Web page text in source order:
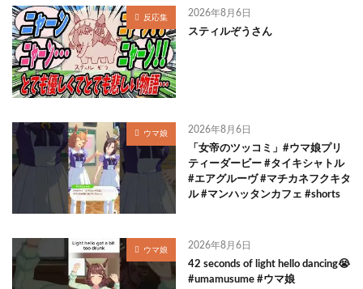
反応集 2026年8月6日
スティルぞうさん
ウマ娘 2026年8月6日
「女帝のツッコミ」#ウマ娘プリ
ティーダービー #タイキシャトル
#エアグルーヴ #マチカネフクキタ
ル #マンハッタンカフェ #shorts
ウマ娘 2026年8月6日
42 seconds of light hello dancing😭
#umamusume #ウマ娘